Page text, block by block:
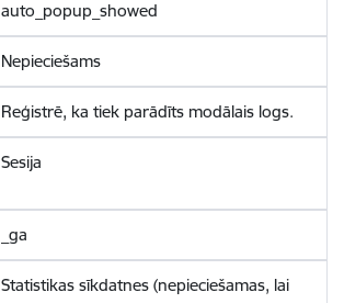
auto_popup_showed
Nepieciešams
Reģistrē, ka tiek parādīts modālais logs.
Sesija
_ga
Statistikas sīkdatnes (nepieciešamas, lai